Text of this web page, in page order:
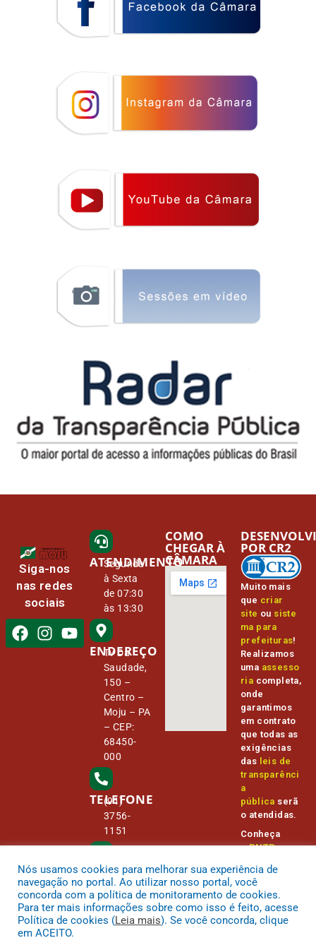
Siga-nos
nas redes
sociais
ATENDIMENTO
Segunda
à Sexta
de 07:30
às 13:30
ENDEREÇO
Tv Da
Saudade,
150 –
Centro –
Moju – PA
– CEP:
68450-
000
TELEFONE
(91)
3756-
1151
E-MAIL
camara@
cmmoju.p
a.gov.br
COMO
CHEGAR À
CÂMARA
Muito mais
que criar
site ou siste
ma para
prefeituras!
Realizamos
uma assesso
ria completa,
onde
garantimos
em contrato
que todas as
exigências
das leis de
transparênci
a
pública serã
o atendidas.
Conheça
oPNTPe
Transparênc
ia Pública
POR CR2
Nós usamos cookies para melhorar sua experiência de
navegação no portal. Ao utilizar nosso portal, você
concorda com a política de monitoramento de cookies.
Para ter mais informações sobre como isso é feito, acesse
Política de cookies (Leia mais). Se você concorda, clique
em ACEITO.